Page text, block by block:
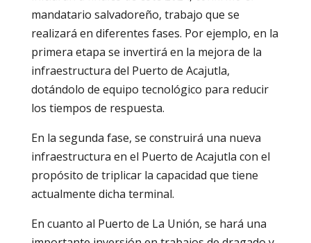
mandatario salvadoreño, trabajo que se
realizará en diferentes fases. Por ejemplo, en la
primera etapa se invertirá en la mejora de la
infraestructura del Puerto de Acajutla,
dotándolo de equipo tecnológico para reducir
los tiempos de respuesta.
En la segunda fase, se construirá una nueva
infraestructura en el Puerto de Acajutla con el
propósito de triplicar la capacidad que tiene
actualmente dicha terminal.
En cuanto al Puerto de La Unión, se hará una